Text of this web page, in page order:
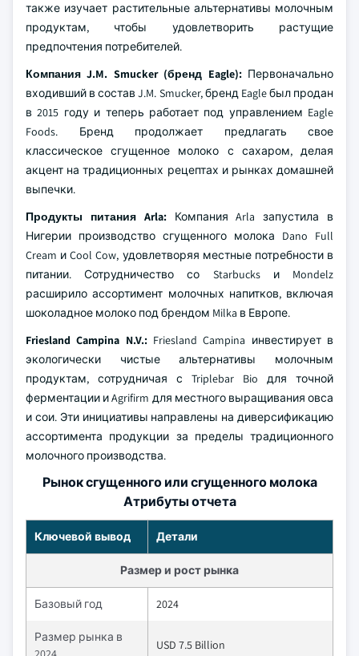
также изучает растительные альтернативы молочным
продуктам, чтобы удовлетворить растущие
предпочтения потребителей.
Компания J.M. Smucker (бренд Eagle): Первоначально
входивший в состав J.M. Smucker, бренд Eagle был продан
в 2015 году и теперь работает под управлением Eagle
Foods. Бренд продолжает предлагать свое
классическое сгущенное молоко с сахаром, делая
акцент на традиционных рецептах и рынках домашней
выпечки.
Продукты питания Arla: Компания Arla запустила в
Нигерии производство сгущенного молока Dano Full
Cream и Cool Cow, удовлетворяя местные потребности в
питании. Сотрудничество со Starbucks и Mondelz
расширило ассортимент молочных напитков, включая
шоколадное молоко под брендом Milka в Европе.
Friesland Campina N.V.: Friesland Campina инвестирует в
экологически чистые альтернативы молочным
продуктам, сотрудничая с Triplebar Bio для точной
ферментации и Agrifirm для местного выращивания овса
и сои. Эти инициативы направлены на диверсификацию
ассортимента продукции за пределы традиционного
молочного производства.
Рынок сгущенного или сгущенного молока
Атрибуты отчета
Ключевой вывод Детали
Размер и рост рынка
Базовый год 2024
Размер рынка в
USD 7.5 Billion